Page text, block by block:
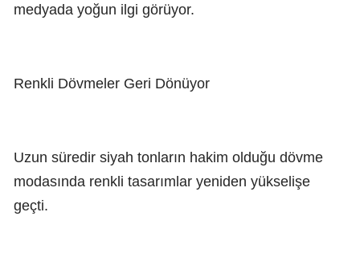
medyada yoğun ilgi görüyor.
Renkli Dövmeler Geri Dönüyor
Uzun süredir siyah tonların hakim olduğu dövme
modasında renkli tasarımlar yeniden yükselişe
geçti.